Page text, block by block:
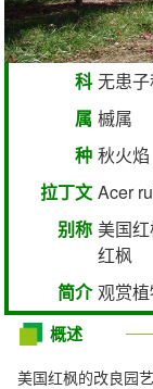
科 无患
属 槭属
种 秋火焰
拉丁文 Acer
别称 美国
红枫
简介 观赏
概述
美国红枫的改良园